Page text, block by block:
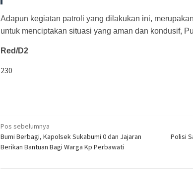
Adapun kegiatan patroli yang dilakukan ini,
untuk menciptakan situasi yang aman dan kondusif,
Red/D2
230
Navigasi
pos
Pos sebelumnya
Bumi Berbagi, Kapolsek Sukabumi 0 dan Jajaran
Berikan Bantuan Bagi Warga Kp Perbawati
Polisi